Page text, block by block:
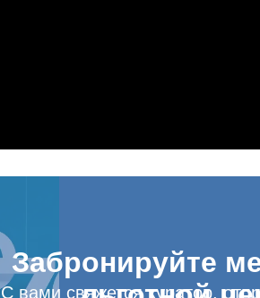
Забронируйте
С вами свяжется куратор,